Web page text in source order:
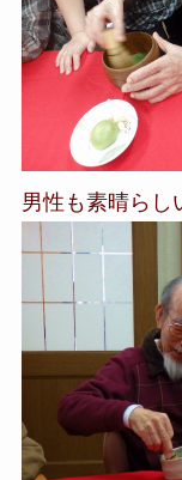
男性も素晴らし